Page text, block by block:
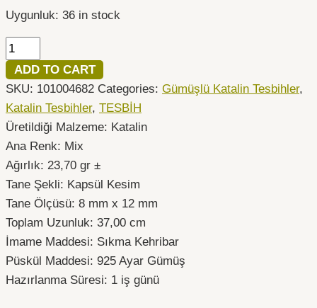
Uygunluk: 36 in stock
Tesbih
ADD TO CART
SKU: 101004682 Categories: Gümüşlü Katalin Tesbihler,
Katalin Tesbihler, TESBİH
Üretildiği Malzeme: Katalin
Ana Renk: Mix
Ağırlık: 23,70 gr ±
Tane Şekli: Kapsül Kesim
Tane Ölçüsü: 8 mm x 12 mm
Toplam Uzunluk: 37,00 cm
İmame Maddesi: Sıkma Kehribar
Püskül Maddesi: 925 Ayar Gümüş
Hazırlanma Süresi: 1 iş günü